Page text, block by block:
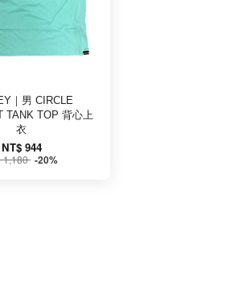
｜男 CIRCLE
TANK TOP 背心上
衣
NT$ 944
1,180 -20%